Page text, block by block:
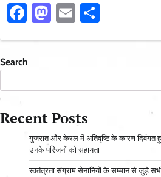
Facebook
Mastodon
Email
Search
Recent Posts
गुजरात और केरल में अतिवृष्टि के कारण दिवंगत
उनके परिजनों को सहायता
स्वतंत्रता संग्राम सेनानियों के सम्मान से जुड़े सभी